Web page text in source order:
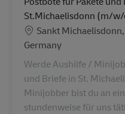
St.Michaelisdonn (m/
Locatie
Sankt
Germany
Werde Aushilfe /
und Briefe in St.
Minijobber bist du an
stundenweise für uns